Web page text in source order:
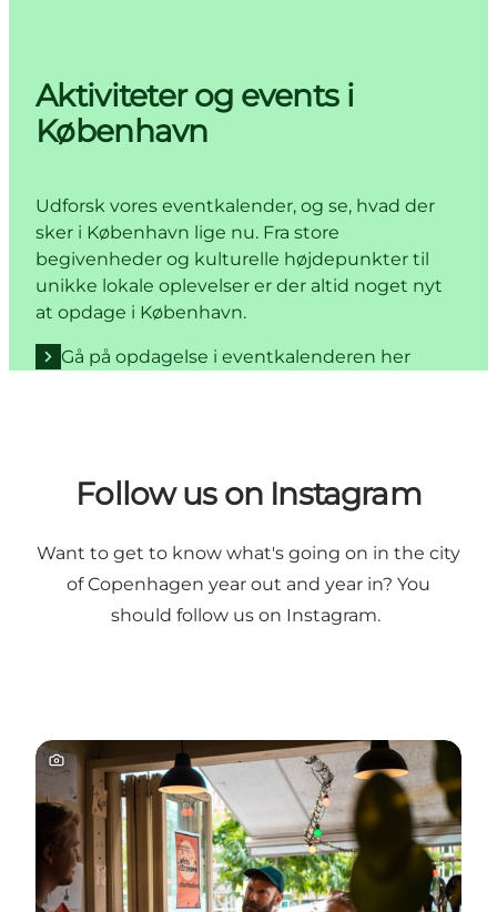
Aktiviteter og events i
København
Udforsk vores eventkalender, og se, hvad der
sker i København lige nu. Fra store
begivenheder og kulturelle højdepunkter til
unikke lokale oplevelser er der altid noget nyt
at opdage i København.
Gå på opdagelse i eventkalenderen her
Follow us on Instagram
Want to get to know what's going on in the city
of Copenhagen year out and year in? You
shouldfollow us on Instagram.